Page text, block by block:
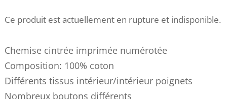
Ce produit est actuellement en rupture et indisponible.
Chemise cintrée imprimée numérotée
Composition: 100% coton
Différents tissus intérieur/intérieur poignets
Nombreux boutons différents